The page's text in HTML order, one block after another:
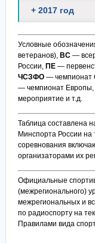
+ 2017 год
Условные
ветеранов), ВС—
России, ПЕ—
ЧСЗФО— чемпионат
— чемпионат Европы,
мероприятие и т.д.
Таблица составлена
Минспорта России
соревнования
организаторами их
Официальные
(межрегионального)
межрегиональных и
по радиоспорту на
Правилами вида